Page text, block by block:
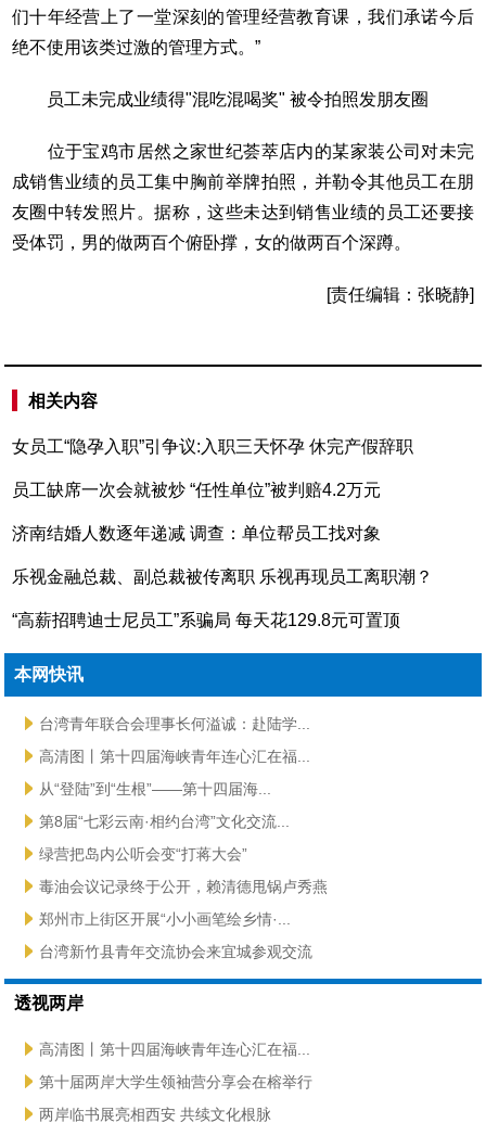
们十年经营上了一堂深刻的管理经营教育课，我们承诺今后
绝不使用该类过激的管理方式。”
员工未完成业绩得"混吃混喝奖" 被令拍照发朋友圈
位于宝鸡市居然之家世纪荟萃店内的某家装公司对未完
成销售业绩的员工集中胸前举牌拍照，并勒令其他员工在朋
友圈中转发照片。据称，这些未达到销售业绩的员工还要接
受体罚，男的做两百个俯卧撑，女的做两百个深蹲。
[责任编辑：张晓静]
相关内容
女员工“隐孕入职”引争议:入职三天怀孕 休完产假辞职
员工缺席一次会就被炒 “任性单位”被判赔4.2万元
济南结婚人数逐年递减 调查：单位帮员工找对象
乐视金融总裁、副总裁被传离职 乐视再现员工离职潮？
“高薪招聘迪士尼员工”系骗局 每天花129.8元可置顶
本网快讯
台湾青年联合会理事长何溢诚：赴陆学...
高清图丨第十四届海峡青年连心汇在福...
从“登陆”到“生根”——第十四届海...
第8届“七彩云南·相约台湾”文化交流...
绿营把岛内公听会变“打蒋大会”
毒油会议记录终于公开，赖清德甩锅卢秀燕
郑州市上街区开展“小小画笔绘乡情·...
台湾新竹县青年交流协会来宜城参观交流
透视两岸
高清图丨第十四届海峡青年连心汇在福...
第十届两岸大学生领袖营分享会在榕举行
两岸临书展亮相西安 共续文化根脉